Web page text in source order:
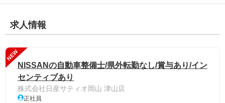
求人情報
NEW
NISSANの自動車整備士/県外転勤なし/賞与あり/イン
センティブあり
株式会社日産サティオ岡山 津山店
正社員